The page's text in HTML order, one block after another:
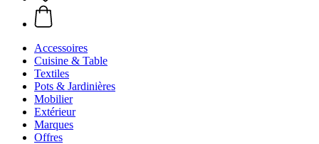
Accessoires
Cuisine & Table
Textiles
Pots & Jardinières
Mobilier
Extérieur
Marques
Offres